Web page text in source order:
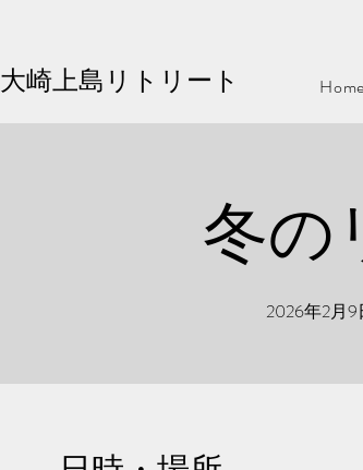
大崎上島リトリート
Home
冬の
2026年2月